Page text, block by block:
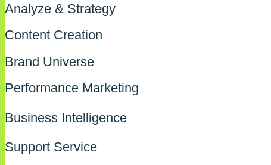
Analyze & Strategy
Content Creation
Brand Universe
Performance Marketing
Business Intelligence
Support Service